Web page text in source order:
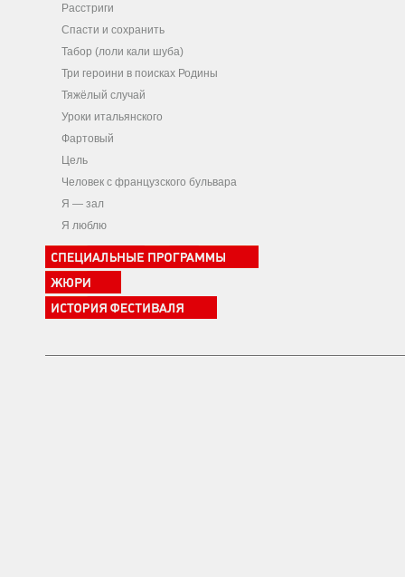
Расстриги
Спасти и сохранить
Табор (лоли кали шуба)
Три героини в поисках Родины
Тяжёлый случай
Уроки итальянского
Фартовый
Цель
Человек с французского бульвара
Я — зал
Я люблю